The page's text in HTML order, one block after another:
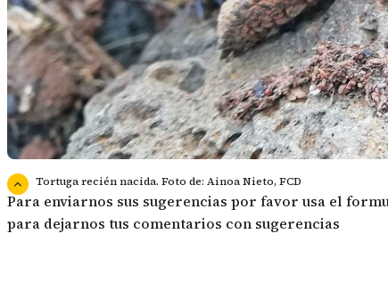
Tortuga recién nacida. Foto de: Ainoa Nieto, FCD
Para enviarnos sus sugerencias por favor usa el
para dejarnos tus comentarios con sugerencias